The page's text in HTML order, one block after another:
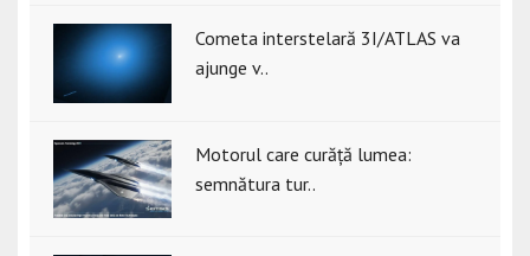
Cometa interstelară 3I/ATLAS va
ajunge v..
Motorul care curăță lumea:
semnătura tur..